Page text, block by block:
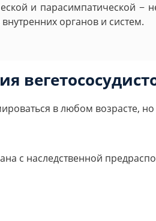
и парасимпатической
органов и систем.
в любом возрасте,
с наследственной